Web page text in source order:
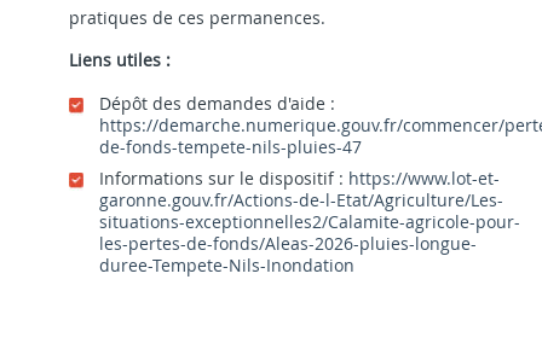
pratiques de ces permanences.
Liens utiles :
Dépôt des demandes d'aide :
https://demarche.numerique.gouv.fr/commencer/
de-fonds-tempete-nils-pluies-47
Informations sur le dispositif : https://www.lot-et-
garonne.gouv.fr/Actions-de-l-Etat/Agriculture/Les-
situations-exceptionnelles2/Calamite-agricole-pour-
les-pertes-de-fonds/Aleas-2026-pluies-longue-
duree-Tempete-Nils-Inondation